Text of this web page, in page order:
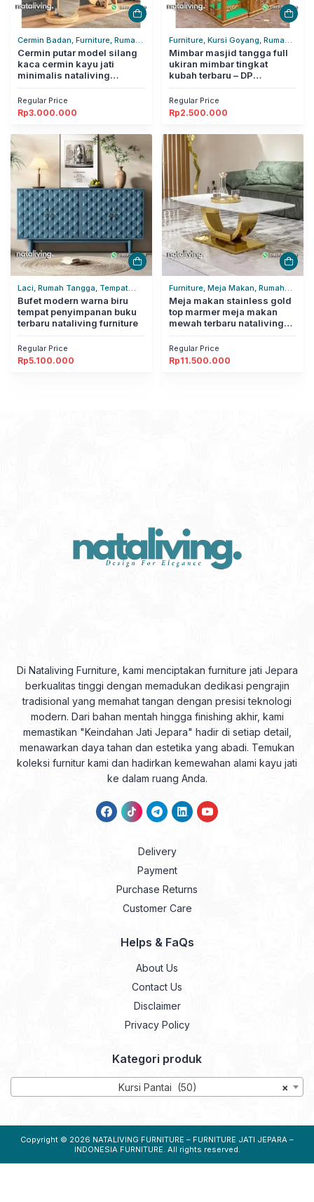
Cermin Badan, Furniture, Rumah
Tangga
Cermin putar model silang
kaca cermin kayu jati
minimalis nataliving
Regular Price
Rp3.000.000
Furniture, Kursi Goyang, Rumah
Tangga
Mimbar masjid tangga full
ukiran mimbar tingkat
kubah terbaru – DP
Regular Price
Rp2.500.000
Laci, Rumah Tangga, Tempat
Penyimpanan
Bufet modern warna biru
tempat penyimpanan buku
terbaru nataliving furniture
Regular Price
Rp5.100.000
Furniture, Meja Makan, Rumah
Tangga
Meja makan stainless gold
top marmer meja makan
mewah terbaru nataliving
Regular Price
Rp11.500.000
Di Nataliving Furniture, kami menciptakan furniture jati Jepara
berkualitas tinggi dengan memadukan dedikasi pengrajin
tradisional yang memahat tangan dengan presisi teknologi
modern. Dari bahan mentah hingga finishing akhir, kami
memastikan "Keindahan Jati Jepara" hadir di setiap detail,
menawarkan daya tahan dan estetika yang abadi. Temukan
koleksi furnitur kami dan hadirkan kemewahan alami kayu jati
ke dalam ruang Anda.
Delivery
Payment
Purchase Returns
Customer Care
Helps & FaQs
About Us
Contact Us
Disclaimer
Privacy Policy
Kategori produk
×
Kursi Pantai (50)
Copyright © 2026 NATALIVING FURNITURE – FURNITURE JATI JEPARA –
INDONESIA FURNITURE. All rights reserved.